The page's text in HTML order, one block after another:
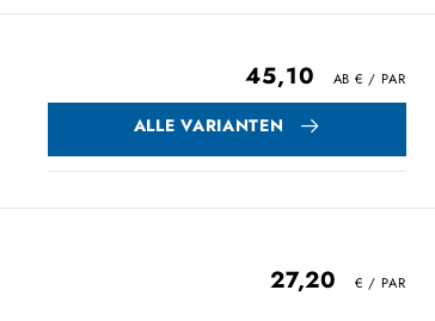
45,10
ALLE VARIANTEN
27,20